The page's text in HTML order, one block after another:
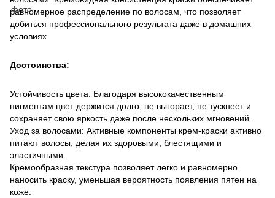
равномерное распределение по волосам, что позволяет
добиться профессионального результата даже в домашних
условиях.
Достоинства:
Устойчивость цвета: Благодаря высококачественным
пигментам цвет держится долго, не выгорает, не тускнеет и
сохраняет свою яркость даже после нескольких мгновений.
Уход за волосами: Активные компоненты крем-краски активно
питают волосы, делая их здоровыми, блестящими и
эластичными.
Кремообразная текстура позволяет легко и равномерно
наносить краску, уменьшая вероятность появления пятен на
коже.